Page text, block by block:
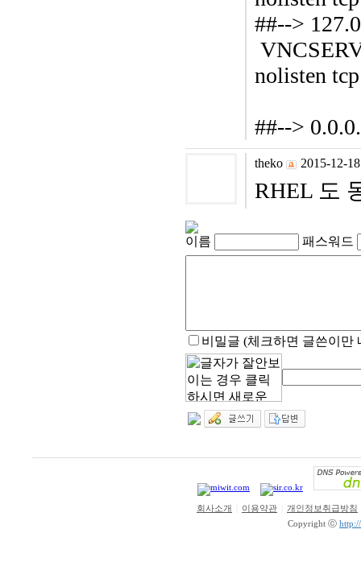
##-->
nolisten
##-->
theko 2015-12-
RHEL 도
이름 패스워드
비밀글 (체크하면 글쓴이만
회사소개 이용약관
개인정보취급방침
Copyright ⓒ